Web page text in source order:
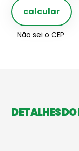
calcular
Não sei o CEP
DETALHES